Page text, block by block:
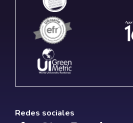
Redes sociales